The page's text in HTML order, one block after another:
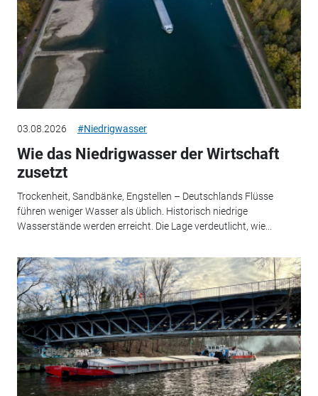
03.08.2026 #Niedrigwasser
Wie das Niedrigwasser der Wirtschaft
zusetzt
Trockenheit, Sandbänke, Engstellen – Deutschlands Flüsse
führen weniger Wasser als üblich. Historisch niedrige
Wasserstände werden erreicht. Die Lage verdeutlicht, wie...